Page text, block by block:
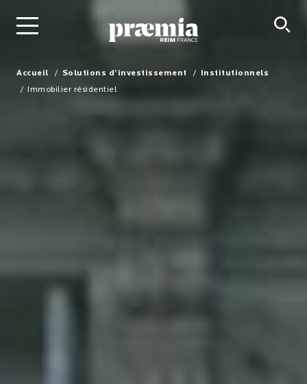
Accueil Solutions d’investissement
Institutionnels
Immobilier résidentiel